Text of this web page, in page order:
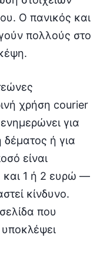
Ο πανικός και
πολλούς στο
χρήση courier
για
ή για
είναι
1 ή 2 ευρώ —
κίνδυνο.
που
υποκλέψει